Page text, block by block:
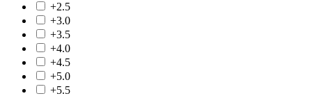
+2.5
+3.0
+3.5
+4.0
+4.5
+5.0
+5.5